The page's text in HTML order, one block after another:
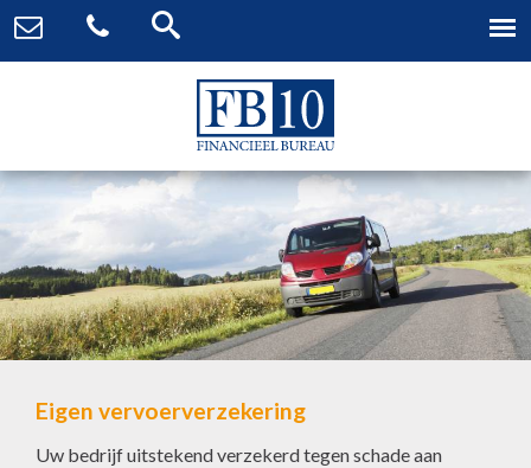
Eigen vervoerverzekering
Uw bedrijf uitstekend verzekerd tegen schade aan